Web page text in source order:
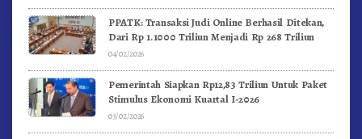
PPATK: Transaksi Judi Online Berhasil Ditekan,
Dari Rp 1.1000 Triliun Menjadi Rp 268 Triliun
04/02/2026
Pemerintah Siapkan Rp12,83 Triliun Untuk Paket
Stimulus Ekonomi Kuartal I-2026
03/02/2026